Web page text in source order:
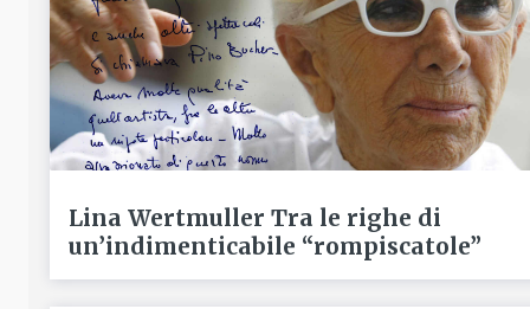
Lina Wertmuller Tra le righe di
un’indimenticabile “rompiscatole”